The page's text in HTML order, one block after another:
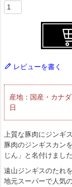
レビューを書く
産地：国産・カナ
日
上質な豚肉にジンギ
豚肉のジンギスカン
じん」と名付けました
遠山ジンギスのたれ
地元スーパーで人気